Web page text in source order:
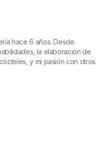
hace 6 años. Desde
la elaboración de
y mi pasión con otros